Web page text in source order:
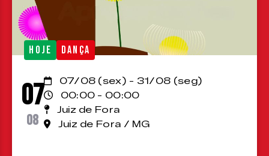
HOJE DANÇA
07
08
07/08 (sex) - 31/08 (seg)
00:00 - 00:00
Juiz de Fora
Juiz de Fora / MG